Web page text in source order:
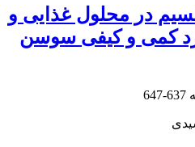
در محلول غذایی و
کمی و کیفی سوسن
637-647